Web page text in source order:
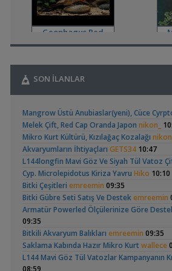
Omurgasızlar
Bitkili Akvaryuma İlk Adım ,
Yeni Üye Forumu
👋 Yeni Gelenler Buradan Merhaba
10:09
Yeni Üye Forumu
Işık CO2 ve Ekipmanlar
Dıy - Akvaryum Aydınlatması Hakkında
Yeni Üye Forumu
130 Lt 50+ Lepistes İçin8.500 Tl Bütçeli
00:15
Yeni Üye Forumu
Catappa Yetişiyorum Rafayel
Bitki Türleri ve Bakımı
Akvaredden Gelen BitkilerSufisu ,21:48
Bitki Türleri ve Bakımı
30x20x20 akvaristsaglam,20:15
Akvaryum Tanıtımı
Japon Balığım Yüzeyde Hava Almaya
Geophagus Red
Head Üreme Süreci
Hongsloi Çiftim Ve
Yavruları
(4)
Betta Antuta
Ramshorn Hakkında
SON İLANLAR
Mangrow Üstü Anubiaslar(yeni), Cüce
Melek Çift, Red Cap Oranda Japon nikon_
Mikro Kurt Kültürü, Kızılağaç Kozalağı nikon_
Akvaryumların İhtiyaçları GETS34 10:47
L144longfin Mavi Göz Ve Siyah Tül Vatoz
Cyp. Microlepidotus Kiriza Yavru Hiko 10:10
Bitki Çeşitleri emreemin 09:35
Bitki Gübre Seti Satış Ve Destekemreemin
Armatür Powerled Ölçülerinize Göre
09:35
Bitkili Akvaryum Balıkları emreemin 09:35
Saklama Kabında Hazır Mikro Kurt wallece
L144 Mavi Göz Tül Vatozlar Kampanyanın
08:59